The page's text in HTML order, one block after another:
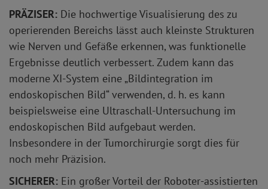
PRÄZISER: Die hochwertige Visualisierung des zu
operierenden Bereichs lässt auch kleinste Strukturen
wie Nerven und Gefäße erkennen, was funktionelle
Ergebnisse deutlich verbessert. Zudem kann das
moderne XI-System eine „Bildintegration im
endoskopischen Bild“ verwenden, d. h. es kann
beispielsweise eine Ultraschall-Untersuchung im
endoskopischen Bild aufgebaut werden.
Insbesondere in der Tumorchirurgie sorgt dies für
noch mehr Präzision.
SICHERER: Ein großer Vorteil der Roboter-assistierten